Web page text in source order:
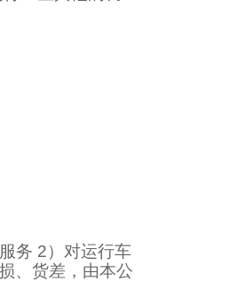
务 2）对运行车
、货差，由本公